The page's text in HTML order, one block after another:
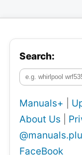
Search:
Manuals+
About Us
FaceBook